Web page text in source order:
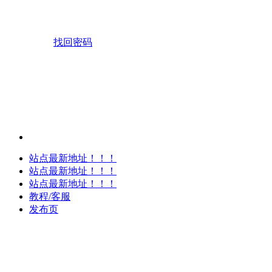
找回密码
站点最新地址！！！
站点最新地址！！！
站点最新地址！！！
教程/客服
发布页